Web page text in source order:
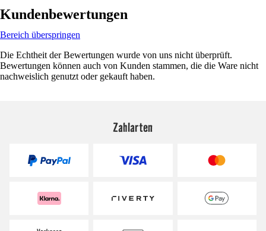
Kundenbewertungen
Bereich überspringen
Die Echtheit der Bewertungen wurde von uns nicht überprüft.
Bewertungen können auch von Kunden stammen, die die Ware nicht
nachweislich genutzt oder gekauft haben.
Zahlarten